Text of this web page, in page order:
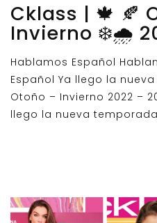
Cklass | 🍁 🍂
Invierno ❄️🌧️
Hablamos Español
Español Ya llego la
Otoño – Invierno 2022 –
llego la nueva temporada